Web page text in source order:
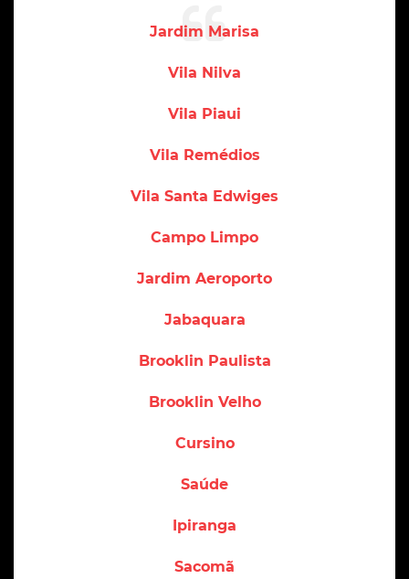
Jardim Marisa
Vila Nilva
Vila Piaui
Vila Remédios
Vila Santa Edwiges
Campo Limpo
Jardim Aeroporto
Jabaquara
Brooklin Paulista
Brooklin Velho
Cursino
Saúde
Ipiranga
Sacomã